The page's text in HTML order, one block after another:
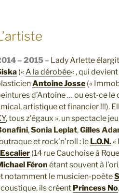
– 2015 – Lady Arlette
(« A la dérobée« , qui
Antoine Josse («
d’Antoine … ou est-ce le
artistique et financier !!!).
, tous z’égaux », un spectacle
,Sonia Leplat,Gilles
et rock’n’roll : le L.O.N.«
(14 rue Cauchoise à
Féron étant souvent à
notamment le musicien-poète
ils créent Princess No